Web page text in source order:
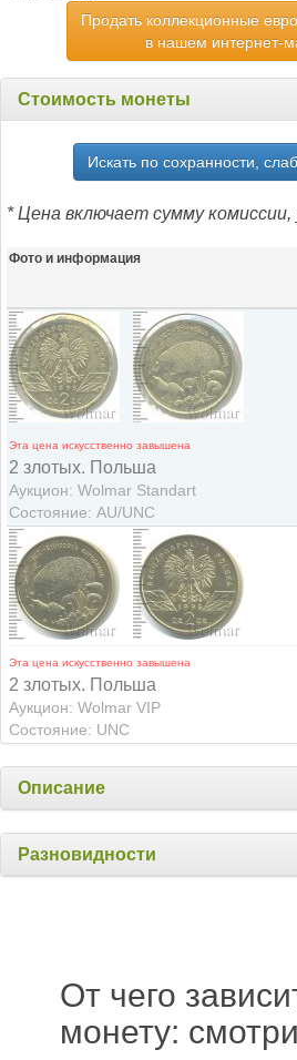
Продать коллекционные
в нашем интернет-
Стоимость монеты
Искать по сохранности,
* Цена включает сумму
Фото и информация
Эта цена искусственно завышена
2 злотых. Польша
Аукцион: Wolmar Standart
Состояние: AU/UNC
Эта цена искусственно завышена
2 злотых. Польша
Аукцион: Wolmar VIP
Состояние: UNC
Описание
Разновидности
От чего
монету: